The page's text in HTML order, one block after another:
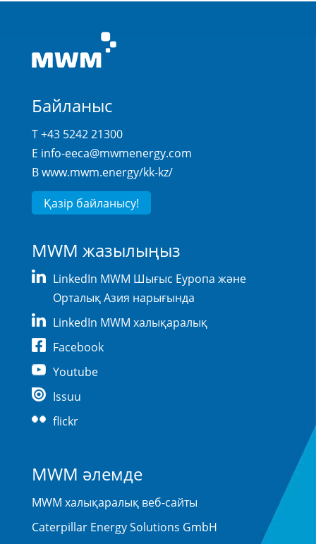
Байланыс
T +43 5242 21300
E info-eeca@mwmenergy.com
Вwww.mwm.energy/kk-kz/
Қазір байланысу!
MWM жазылыңыз
LinkedIn MWM Шығыс Еуропа және
Орталық Азия нарығында
LinkedIn MWM халықаралық
Facebook
Youtube
Issuu
flickr
MWM әлемде
MWM халықаралық веб-сайты
Caterpillar Energy Solutions GmbH